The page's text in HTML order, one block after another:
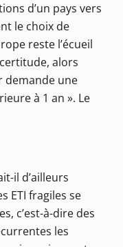
d’un pays vers
le choix de
reste l’écueil
alors
demande une
à 1 an ». Le
il d’ailleurs
ETI fragiles se
c’est-à-dire des
les